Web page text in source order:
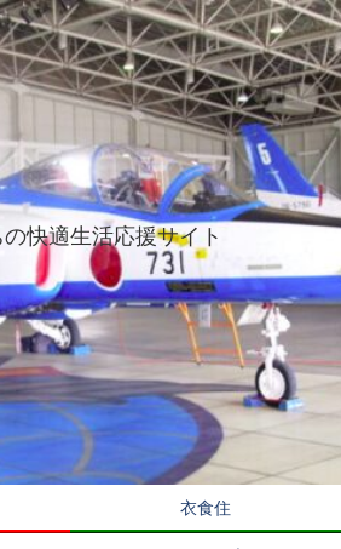
快適生活応援サイト
衣食住